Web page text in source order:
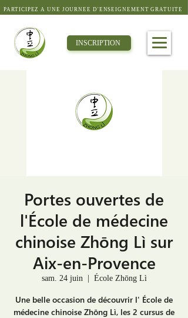
PARTICIPEZ À UNE JOURNÉE D'ENSEIGNEMENT GRATUITE
INSCRIPTION
Portes ouvertes de
l'École de médecine
chinoise Zhōng Lì sur
Aix-en-Provence
sam. 24 juin
  |
École Zhōng Lì
Une belle occasion de découvrir l' École de
médecine chinoise Zhōng Lì, les 2 cursus de